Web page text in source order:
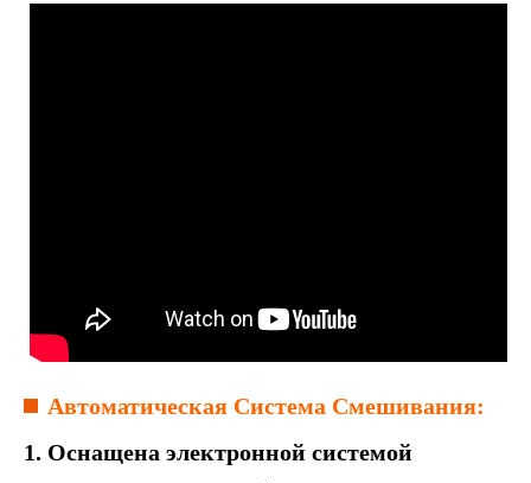
Автоматическая Система Смешивания:
1. Оснащена электронной системой